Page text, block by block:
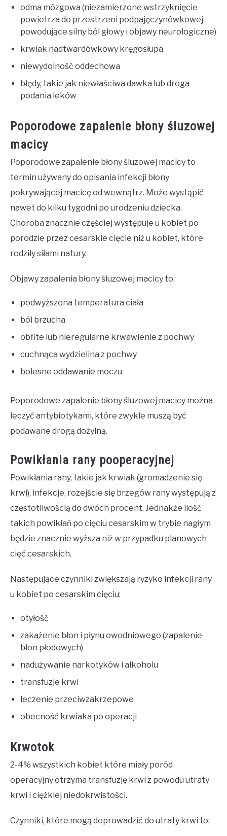
odma mózgowa (niezamierzone wstrzyknięcie
powietrza do przestrzeni podpajęczynówkowej
powodujące silny ból głowy i objawy neurologiczne)
krwiak nadtwardówkowy kręgosłupa
niewydolność oddechowa
błędy, takie jak niewłaściwa dawka lub droga
podania leków
Poporodowe zapalenie błony śluzowej
macicy
Poporodowe zapalenie błony śluzowej macicy to
termin używany do opisania infekcji błony
pokrywającej macicę od wewnątrz. Może wystąpić
nawet do kilku tygodni po urodzeniu dziecka.
Choroba znacznie częściej występuje u kobiet po
porodzie przez cesarskie cięcie niż u kobiet, które
rodziły siłami natury.
Objawy zapalenia błony śluzowej macicy to:
podwyższona temperatura ciała
ból brzucha
obfite lub nieregularne krwawienie z pochwy
cuchnąca wydzielina z pochwy
bolesne oddawanie moczu
Poporodowe zapalenie błony śluzowej macicy można
leczyć antybiotykami, które zwykle muszą być
podawane drogą dożylną.
Powikłania rany pooperacyjnej
Powikłania rany, takie jak krwiak (gromadzenie się
krwi), infekcje, rozejście się brzegów rany występują z
częstotliwością do dwóch procent. Jednakże ilość
takich powikłań po cięciu cesarskim w trybie nagłym
będzie znacznie wyższa niż w przypadku planowych
cięć cesarskich.
Następujące czynniki zwiększają ryzyko infekcji rany
u kobiet po cesarskim cięciu:
otyłość
zakażenie błon i płynu owodniowego (zapalenie
błon płodowych)
nadużywanie narkotyków i alkoholu
transfuzje krwi
leczenie przeciwzakrzepowe
obecność krwiaka po operacji
Krwotok
2-4% wszystkich kobiet które miały poród
operacyjny otrzyma transfuzję krwi z powodu utraty
krwi i ciężkiej niedokrwistości.
Czynniki, które mogą doprowadzić do utraty krwi to: